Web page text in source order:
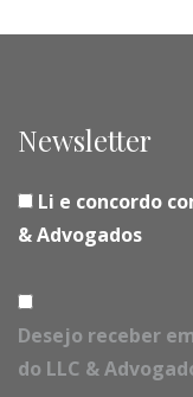
Newsletter
Li e concordo
& Advogados
Desejo receber
do LLC &